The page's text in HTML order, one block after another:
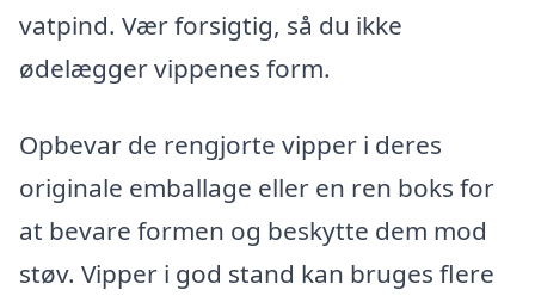
vatpind. Vær forsigtig, så du ikke
ødelægger vippenes form.
Opbevar de rengjorte vipper i deres
originale emballage eller en ren boks for
at bevare formen og beskytte dem mod
støv. Vipper i god stand kan bruges flere